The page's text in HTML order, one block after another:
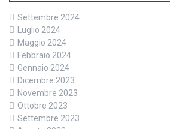
Settembre 2024
Luglio 2024
Maggio 2024
Febbraio 2024
Gennaio 2024
Dicembre 2023
Novembre 2023
Ottobre 2023
Settembre 2023